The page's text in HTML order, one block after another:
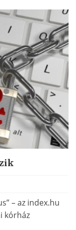
– az index.hu
kórház